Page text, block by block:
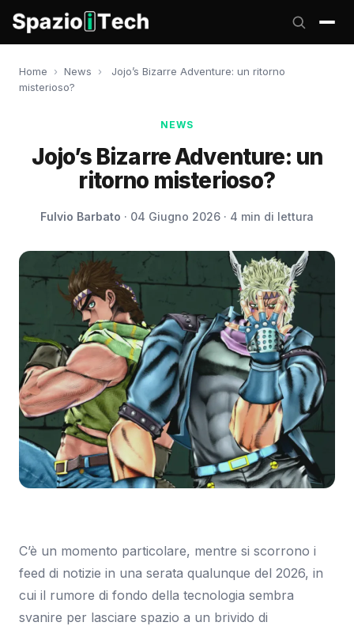
Home › News ›
Jojo’s Bizarre Adventure: un ritorno
misterioso?
NEWS
Jojo’s Bizarre Adventure: un
ritorno misterioso?
Fulvio Barbato · 04 Giugno 2026 · 4 min di lettura
C’è un momento particolare, mentre si scorrono i
feed di notizie in una serata qualunque del 2026, in
cui il rumore di fondo della tecnologia sembra
svanire per lasciare spazio a un brivido di